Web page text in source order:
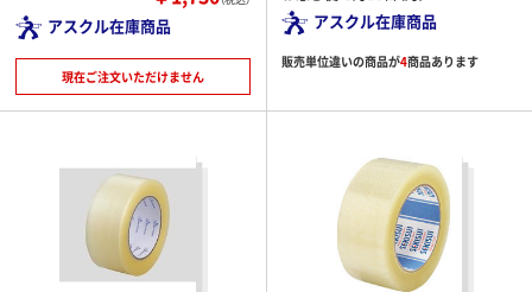
アスクル在庫商品
現在ご注文いただけません
アスクル在庫商品
販売単位違いの商品が4商品あります